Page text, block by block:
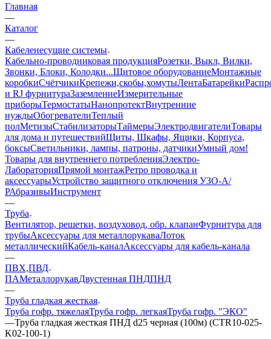
Главная
—
Каталог
—
Кабеленесущие системы
Кабельно-проводниковая продукцияРозетки, Выкл, Вилки,
Звонки, Блоки, Колодки...Щитовое оборудованиеМонтажные
коробкиСчётчикиКрепежи,скобы,хомутыЛентаБатарейки
и RJ фурнитураЗаземлениеИзмерительные
приборыТермостатыНанопротектВнутренние
нуждыОбогревателиТеплый
полМетизыСтабилизаторыТаймерыЭлектродвигателиТовары
для дома и путешествийЩиты, Шкафы, Ящики, Корпуса,
боксыСветильники, лампы, патроны, датчикиУмный дом!
Товары для внутреннего потребленияЭлектро-
ЛабораторияПрямой монтажРетро проводка и
аксессуарыУстройство защитного отключения УЗО-А/
РАбразивыИнструмент
—
Труба
Вентилятор, решетки, воздуховод, обр. клапанФурнитура для
трубыАксессуары для металлорукаваЛоток
металлическийКабель-каналАксессуары для кабель-канала
—
ПВХ,ПВД
ПАМеталлорукавДвустенная ПНДПНД
—
Труба гладкая жесткая
Труба гофр. тяжелаяТруба гофр. легкаяТруба гофр. "ЭКО"
—Труба гладкая жесткая ПНД d25 черная (100м) (CTR10-025-
K02-100-1)